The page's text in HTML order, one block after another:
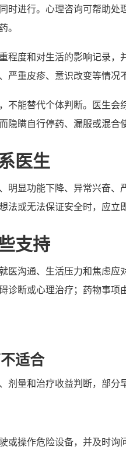
时进行。心理咨询可帮助
。
程度和对生活的影响记录
严重皮疹、意识改变等情况
不能替代个体判断。医生会
隐瞒自行停药、漏服或混合
医生
明显功能下降、异常兴奋、
法或无法保证安全时，应立
支持
医沟通、生活压力和焦虑应
诊断或心理治疗；药物事项
适合
剂量和治疗收益判断，部分
或操作危险设备，并及时询